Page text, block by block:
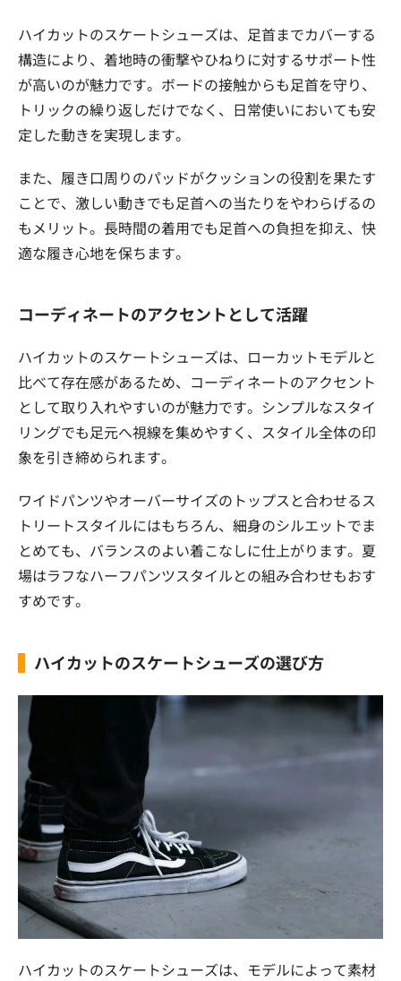
ハイカットのスケートシューズは、足首までカバーする
構造により、着地時の衝撃やひねりに対するサポート性
が高いのが魅力です。ボードの接触からも足首を守り、
トリックの繰り返しだけでなく、日常使いにおいても安
定した動きを実現します。
また、履き口周りのパッドがクッションの役割を果たす
ことで、激しい動きでも足首への当たりをやわらげるの
もメリット。長時間の着用でも足首への負担を抑え、快
適な履き心地を保ちます。
コーディネートのアクセントとして活躍
ハイカットのスケートシューズは、ローカットモデルと
比べて存在感があるため、コーディネートのアクセント
として取り入れやすいのが魅力です。シンプルなスタイ
リングでも足元へ視線を集めやすく、スタイル全体の印
象を引き締められます。
ワイドパンツやオーバーサイズのトップスと合わせるス
トリートスタイルにはもちろん、細身のシルエットでま
とめても、バランスのよい着こなしに仕上がります。夏
場はラフなハーフパンツスタイルとの組み合わせもおす
すめです。
ハイカットのスケートシューズの選び方
ハイカットのスケートシューズは、モデルによって素材